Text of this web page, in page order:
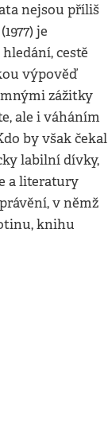
nejsou příliš
(1977) je
cestě
výpověď
zážitky
ale i váháním
by však čekal
labilní dívky,
a literatury
v němž
knihu